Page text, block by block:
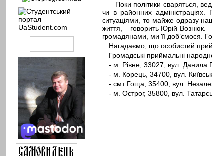
– Поки політики сваряться,
чи в районних
ситуаціями, то майже одразу
життя, – говорить Юрій Вознюк.
громадянами, ми її доб’ємося.
Нагадаємо, що особистий
Громадські приймальні
- м. Рівне, 33027, вул. Данила
- м. Корець, 34700, вул.
- смт Гоща, 35400, вул.
- м. Острог, 35800, вул.